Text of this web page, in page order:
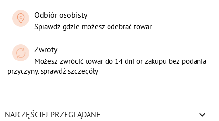
Odbiór osobisty
Sprawdź gdzie możesz odebrać towar
Zwroty
Możesz zwrócić towar do 14 dni or zakupu bez podania
przyczyny. sprawdź szczegóły
NAJCZĘŚCIEJ PRZEGLĄDANE 